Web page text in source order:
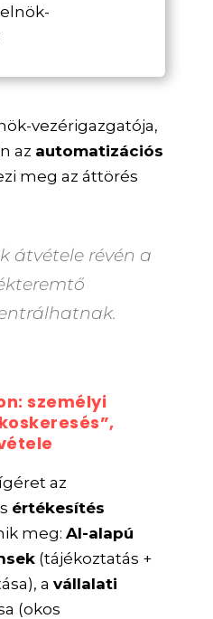
vezérigazgatója,
az automatizációs
meg az áttörés
átvétele révén a
személyi
az
értékesítés
meg:AI-alapú
(tájékoztatás +
avállalati
(okos